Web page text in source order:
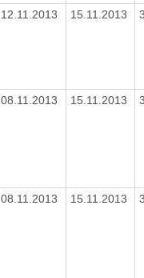
12.11.2013 15.11.2013
08.11.2013 15.11.2013
08.11.2013 15.11.2013